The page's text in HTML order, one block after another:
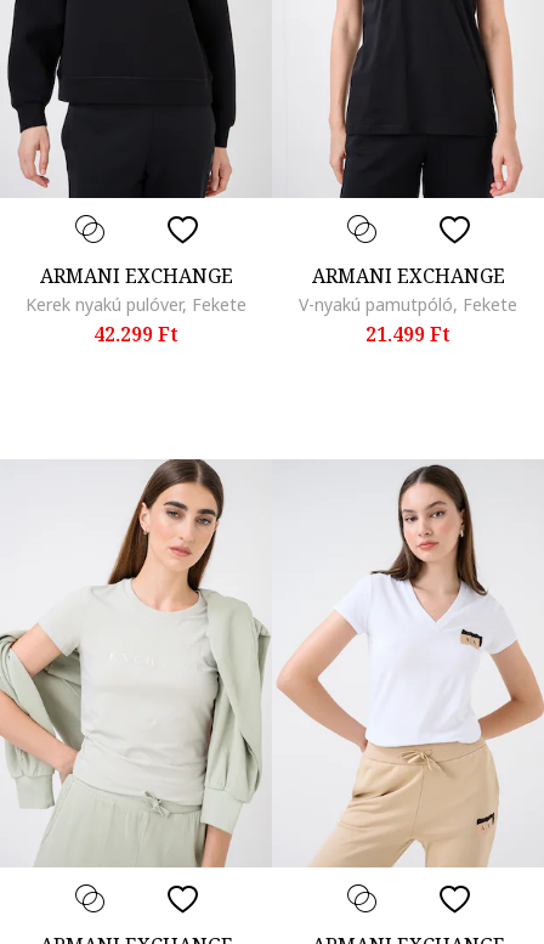
ARMANI EXCHANGE
Kerek nyakú pulóver, Fekete
42.299 Ft
ARMANI EXCHANGE
V-nyakú pamutpóló, Fekete
21.499 Ft